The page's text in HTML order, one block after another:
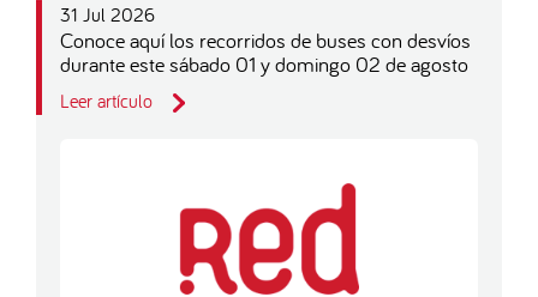
31 Jul 2026
Conoce aquí los recorridos de buses con desvíos
durante este sábado 01 y domingo 02 de agosto
Leer artículo